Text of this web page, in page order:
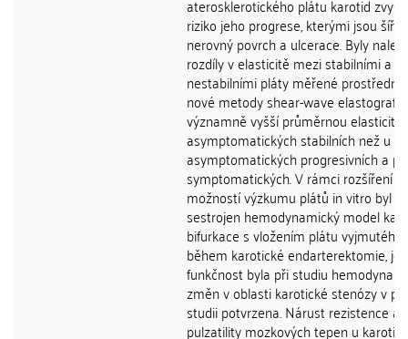
aterosklerotického plátu karotid
riziko jeho progrese, kterými jsou šíře
nerovný povrch a ulcerace. Byly
rozdíly v elasticitě mezi stabilními a
nestabilními pláty měřené
nové metody shear-wave
významně vyšší průměrnou
asymptomatických stabilních než u
asymptomatických progresivních a
symptomatických. V rámci rozšíření
možností výzkumu plátů in vitro byl
sestrojen hemodynamický model
bifurkace s vložením plátu vyjmutého
během karotické endarterektomie,
funkčnost byla při studiu
změn v oblasti karotické stenózy v
studii potvrzena. Nárust rezistence a
pulzatility mozkových tepen u